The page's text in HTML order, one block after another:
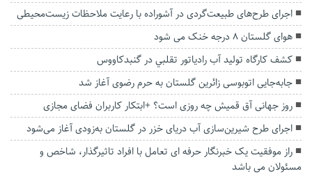
اجرای طرح‌های طبیعت‌گردی در آشوراده با رعایت ملاحظات زیست‌محیطی
هوای گلستان ۸ درجه خنک می شود
کشف کارگاه توليد آب رادياتور تقلبي در گنبدکاووس
جابه‌جایی اتوبوسی زائرین گلستان به حرم رضوی آغاز شد
روز جهانی آق قمیش چه روزی است؟ +ابتکار کاربران فضای مجازی
اجرای طرح شیرین‌سازی آب دریای خزر در گلستان به‌زودی آغاز می‌شود
راز موفقیت یک خبرنگار حرفه ای تعامل با افراد تاثیرگذار، شاخص و
مسئولان می باشد